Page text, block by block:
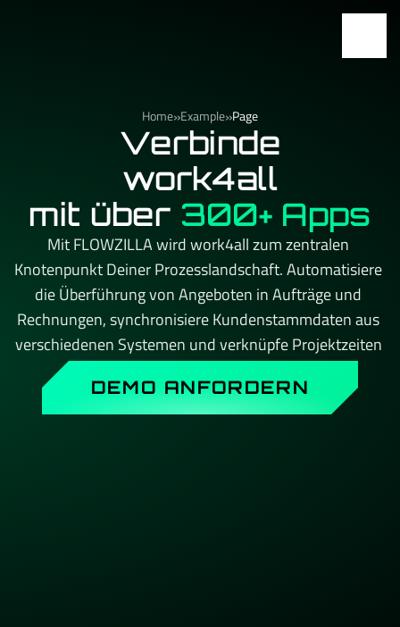
Home»Example»Page
Verbinde
work4all
mit über 300+ Apps
Mit FLOWZILLA wird work4all zum zentralen
Knotenpunkt Deiner Prozesslandschaft. Automatisiere
die Überführung von Angeboten in Aufträge und
Rechnungen, synchronisiere Kundenstammdaten aus
verschiedenen Systemen und verknüpfe Projektzeiten
automatisch mit der Abrechnung. Kein API-Limit, kein
Aufpreis beim Skalieren – und immer ein persönlicher
Ansprechpartner, der Dein Setup kennt. Made & hosted
DEMO ANFORDERN